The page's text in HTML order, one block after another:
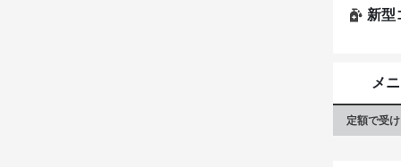
対応し
新型
メ
定額で受